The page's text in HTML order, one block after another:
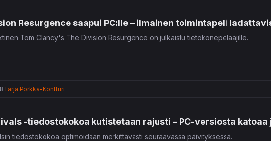
Resurgence saapui PC:lle – ilmainen toimintapeli
Tom Clancy's The Division Resurgence on julkaistu tietokonepelaajille.
Tarja Porkka-Kontturi
-tiedostokokoa kutistetaan rajusti – PC-versiosta
tiedostokokoa optimoidaan merkittävästi seuraavassa päivityksessä.